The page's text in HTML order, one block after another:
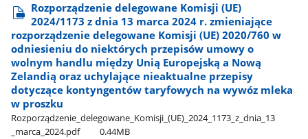
Rozporządzenie delegowane Komisji (UE)
2024/1173 z dnia 13 marca 2024 r. zmieniające
rozporządzenie delegowane Komisji (UE) 2020/760 w
odniesieniu do niektórych przepisów umowy o
wolnym handlu między Unią Europejską a Nową
Zelandią oraz uchylające nieaktualne przepisy
dotyczące kontyngentów taryfowych na wywóz mleka
w proszku
Rozporządzenie​_delegowane​_Komisji​_(UE)​_2024​_1173​_z​_dnia​_13​
_marca​_2024.pdf
0.44MB